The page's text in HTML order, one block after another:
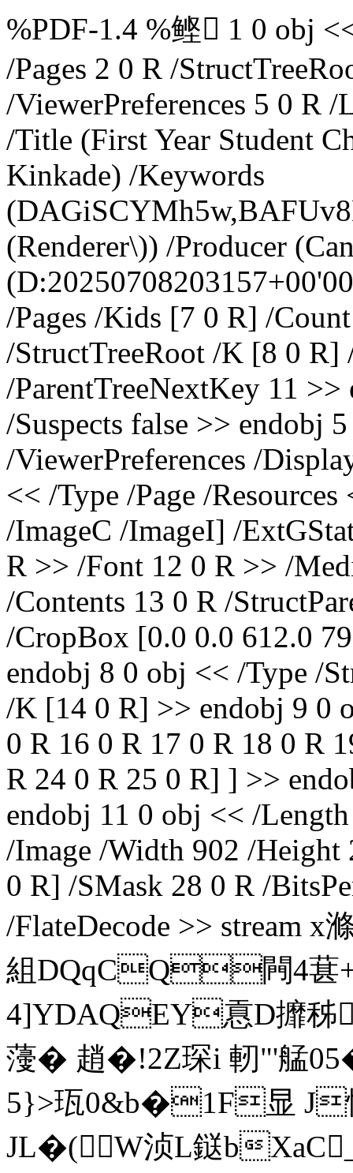
%PDF-1.4 %鲣 1 0 obj
/Pages 2 0 R /
/ViewerPreferences 5 0 R
/Title (First Year Student
Kinkade) /Keywords
(Renderer\)) /Producer
/Pages /Kids [7 0 R] /
/StructTreeRoot /K [8 0 R]
/ParentTreeNextKey 11
/Suspects false >> endobj
/ViewerPreferences /
<< /Type /Page /
/ImageC /ImageI] /
R >> /Font 12 0 R >> /
/Contents 13 0 R /
/CropBox [0.0 0.0 612.0
endobj 8 0 obj << /Type /
/K [14 0 R] >> endobj 9 0
0 R 16 0 R 17 0 R 18 0 R
R 24 0 R 25 0 R] ] >>
endobj 11 0 obj << /
/Image /Width 902 /Height
0 R] /SMask 28 0 R /
/FlateDecode >> stream
組DQqCQ闁4葚
4]YDAQEY慐D攠秭
薓� 趙�!2Z琛i 軔"'艋
5}>珁0&b�1F显
JL�(W浈L鎹bXaC_